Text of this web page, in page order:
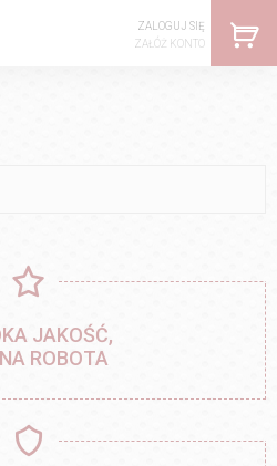
ZALOGUJ SIĘ
ZAŁÓŻ KONTO
JAKOŚĆ,
ROBOTA